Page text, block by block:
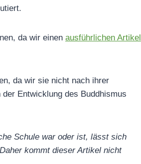
da wir einen ausführlichen Artikel
da wir sie nicht nach ihrer
Entwicklung des Buddhismus
Schule war oder ist, lässt sich
kommt dieser Artikel nicht